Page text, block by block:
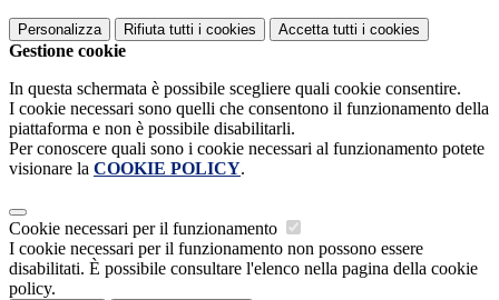
Personalizza Rifiuta tutti i cookies Accetta tutti i cookies
Gestione cookie
In questa schermata è possibile scegliere quali cookie consentire.
I cookie necessari sono quelli che consentono il funzionamento della
piattaforma e non è possibile disabilitarli.
Per conoscere quali sono i cookie necessari al funzionamento potete
visionare la COOKIE POLICY.
Cookie necessari per il funzionamento
I cookie necessari per il funzionamento non possono essere
disabilitati. È possibile consultare l'elenco nella pagina della cookie
policy.